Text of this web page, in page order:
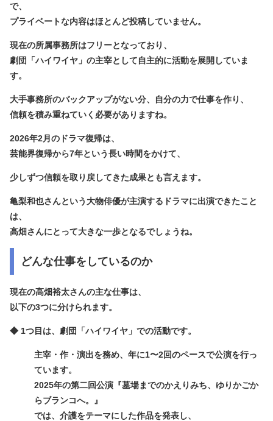
で、
プライベートな内容はほとんど投稿していません。
現在の所属事務所はフリーとなっており、
劇団「ハイワイヤ」の主宰として自主的に活動を展開していま
す。
大手事務所のバックアップがない分、自分の力で仕事を作り、
信頼を積み重ねていく必要がありますね。
2026年2月のドラマ復帰は、
芸能界復帰から7年という長い時間をかけて、
少しずつ信頼を取り戻してきた成果とも言えます。
亀梨和也さんという大物俳優が主演するドラマに出演できたこと
は、
高畑さんにとって大きな一歩となるでしょうね。
どんな仕事をしているのか
現在の高畑裕太さんの主な仕事は、
以下の3つに分けられます。
◆ 1つ目は、劇団「ハイワイヤ」での活動です。
主宰・作・演出を務め、年に1〜2回のペースで公演を行っ
ています。
2025年の第二回公演『墓場までのかえりみち、ゆりかごか
らブランコへ。』
では、介護をテーマにした作品を発表し、